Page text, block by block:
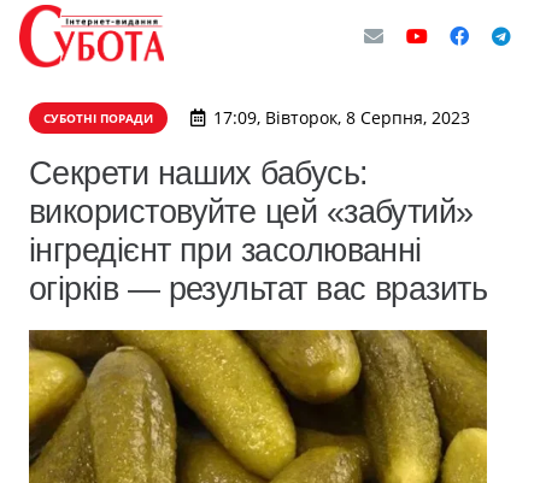
СУБОТНІ ПОРАДИ 17:09, Вівторок, 8 Серпня, 2023
Секрети наших бабусь:
використовуйте цей «забутий»
інгредієнт при засолюванні
огірків — результат вас вразить